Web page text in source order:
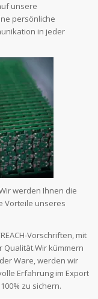
unsere
persönliche
in jeder
werden Ihnen die
Vorteile unseres
Vorschriften, mit
Qualität.Wir kümmern
Ware, werden wir
Erfahrung im Export
zu sichern.